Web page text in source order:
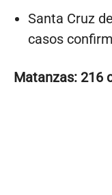
Santa Cruz
casos
Matanzas: 216